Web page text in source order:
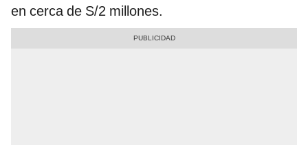
en cerca de S/2 millones.